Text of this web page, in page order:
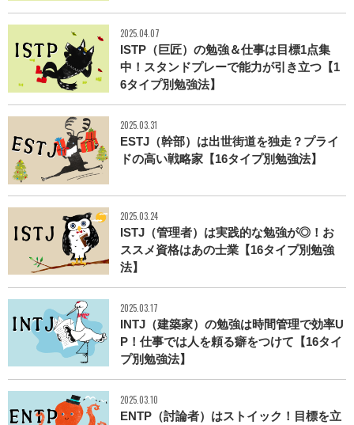
2025.04.07
ISTP（巨匠）の勉強＆仕事は目標1点集
中！スタンドプレーで能力が引き立つ【1
6タイプ別勉強法】
2025.03.31
ESTJ（幹部）は出世街道を独走？プライ
ドの高い戦略家【16タイプ別勉強法】
2025.03.24
ISTJ（管理者）は実践的な勉強が◎！お
ススメ資格はあの士業【16タイプ別勉強
法】
2025.03.17
INTJ（建築家）の勉強は時間管理で効率U
P！仕事では人を頼る癖をつけて【16タイ
プ別勉強法】
2025.03.10
ENTP（討論者）はストイック！目標を立